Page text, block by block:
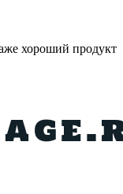
хороший продукт